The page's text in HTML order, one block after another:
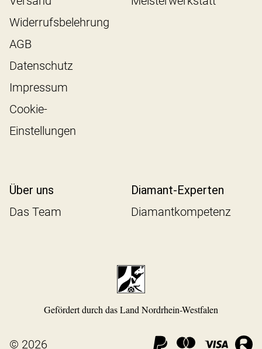
Widerrufsbelehrung
AGB
Datenschutz
Impressum
Cookie-
Einstellungen
Über uns
Das Team
Diamant-Experten
Diamantkompetenz
Gefördert durch das Land Nordrhein-Westfalen
© 2026